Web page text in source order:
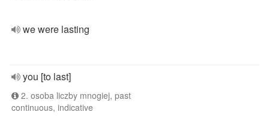
we were lasting
you [to last]
2. osoba liczby mnogiej, past
continuous, indicative